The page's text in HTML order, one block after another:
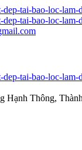
Hạnh Thông,